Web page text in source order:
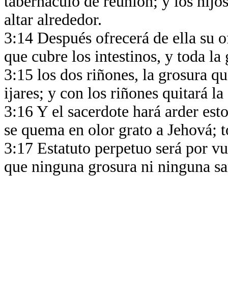
altar alrededor.
3:14 Después ofrecerá de ella su
que cubre los intestinos, y toda la
3:15 los dos riñones, la grosura
ijares; y con los riñones quitará
3:16 Y el sacerdote hará arder
se quema en olor grato a Jehová;
3:17 Estatuto perpetuo será por
que ninguna grosura ni ninguna